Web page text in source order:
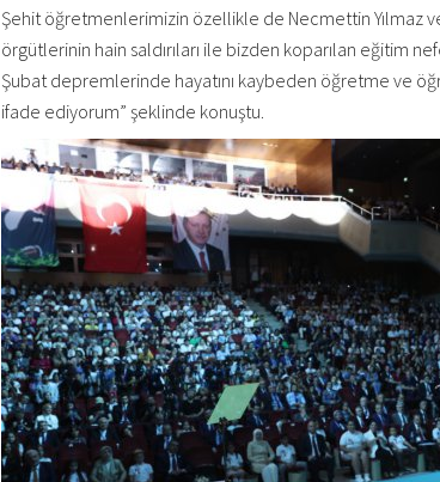
Şehit öğretmenlerimizin özellikle de Necmettin Yılmaz
örgütlerinin hain saldırıları ile bizden koparılan eğitim
Şubat depremlerinde hayatını kaybeden öğretme ve
ifade ediyorum” şeklinde konuştu.